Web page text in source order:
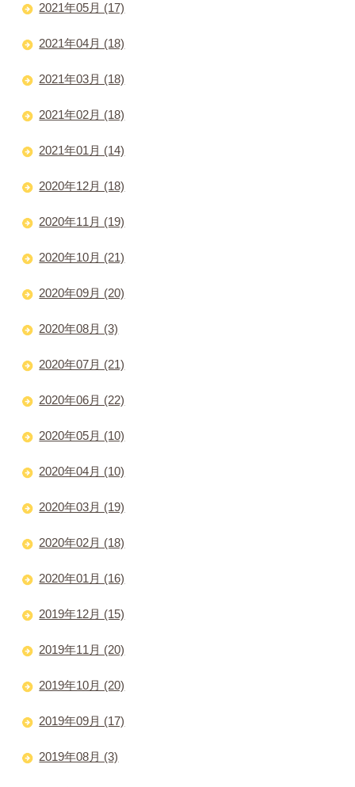
2021年05月 (17)
2021年04月 (18)
2021年03月 (18)
2021年02月 (18)
2021年01月 (14)
2020年12月 (18)
2020年11月 (19)
2020年10月 (21)
2020年09月 (20)
2020年08月 (3)
2020年07月 (21)
2020年06月 (22)
2020年05月 (10)
2020年04月 (10)
2020年03月 (19)
2020年02月 (18)
2020年01月 (16)
2019年12月 (15)
2019年11月 (20)
2019年10月 (20)
2019年09月 (17)
2019年08月 (3)